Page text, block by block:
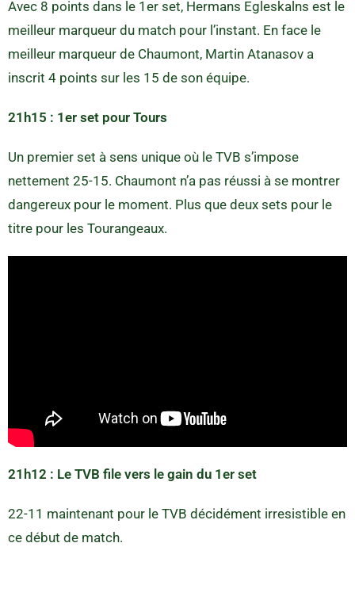
Avec 8 points dans le 1er set, Hermans Egleskalns est le
meilleur marqueur du match pour l’instant. En face le
meilleur marqueur de Chaumont, Martin Atanasov a
inscrit 4 points sur les 15 de son équipe.
21h15 : 1er set pour Tours
Un premier set à sens unique où le TVB s’impose
nettement 25-15. Chaumont n’a pas réussi à se montrer
dangereux pour le moment. Plus que deux sets pour le
titre pour les Tourangeaux.
21h12 : Le TVB file vers le gain du 1er set
22-11 maintenant pour le TVB décidément irresistible en
ce début de match.